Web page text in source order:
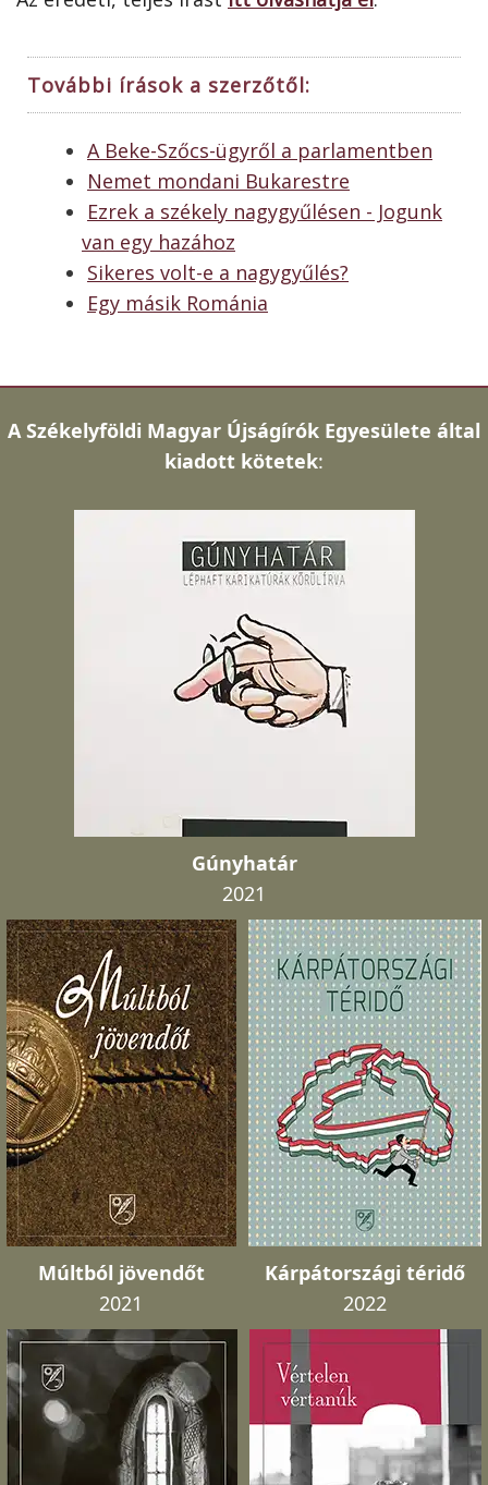
További írások a szerzőtől:
A Beke-Szőcs-ügyről a parlamentben
Nemet mondani Bukarestre
Ezrek a székely nagygyűlésen - Jogunk
van egy hazához
Sikeres volt-e a nagygyűlés?
Egy másik Románia
A Székelyföldi Magyar Újságírók Egyesülete által
kiadott kötetek:
Gúnyhatár
2021
Múltból jövendőt
2021
Kárpátországi téridő
2022